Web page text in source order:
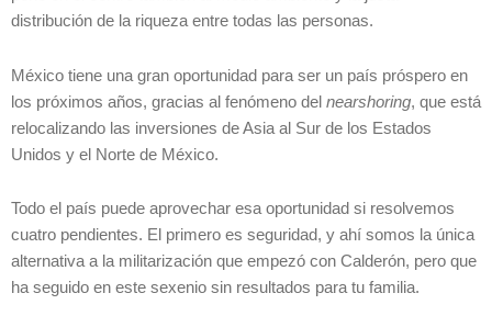
distribución de la riqueza entre todas las personas.
México tiene una gran oportunidad para ser un país próspero en
los próximos años, gracias al fenómeno del nearshoring, que está
relocalizando las inversiones de Asia al Sur de los Estados
Unidos y el Norte de México.
Todo el país puede aprovechar esa oportunidad si resolvemos
cuatro pendientes. El primero es seguridad, y ahí somos la única
alternativa a la militarización que empezó con Calderón, pero que
ha seguido en este sexenio sin resultados para tu familia.